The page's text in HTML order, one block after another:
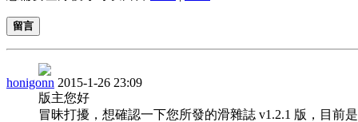
留言
honigonn 2015-1-26 23:09
版主您好
冒昧打擾，想確認一下您所發的滑雜誌 v1.2.1 版，目前